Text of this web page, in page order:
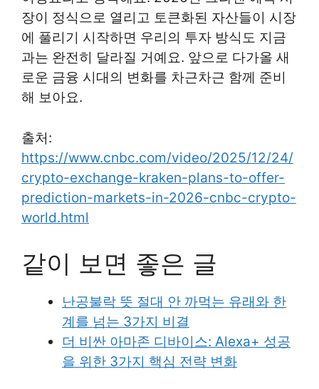
장이 정식으로 열리고 토큰화된 자산들이 시장
에 풀리기 시작하면 우리의 투자 방식도 지금
과는 완전히 달라질 거예요. 앞으로 다가올 새
로운 금융 시대의 변화를 차근차근 함께 준비
해 보아요.
출처:
https://www.cnbc.com/video/2025/12/24/
crypto-exchange-kraken-plans-to-offer-
prediction-markets-in-2026-cnbc-crypto-
world.html
같이 보면 좋은 글
난공불락 뜻 절대 안 까먹는 유래와 한
계를 넘는 3가지 비결
더 비싼 아마존 디바이스: Alexa+ 성공
을 위한 3가지 핵심 전략 변화